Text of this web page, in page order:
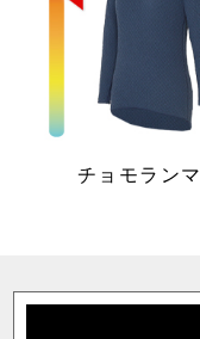
チョモランマ